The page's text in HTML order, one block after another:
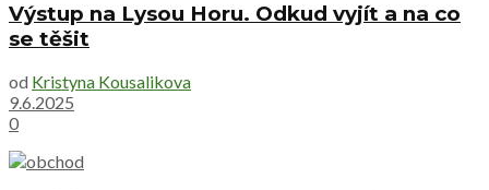
Výstup na Lysou Horu. Odkud vyjít a na co
se těšit
od Kristyna Kousalikova
9.6.2025
0